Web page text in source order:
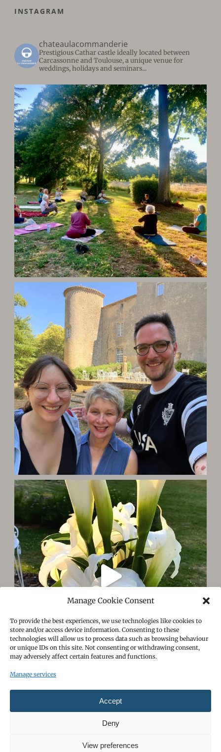
Manage Cookie Consent
To provide the best experiences, we use technologies like cookies to
store and/or access device information. Consenting to these
technologies will allow us to process data such as browsing behaviour
or unique IDs on this site. Not consenting or withdrawing consent,
may adversely affect certain features and functions.
Manage services
Accept
Deny
View preferences
INSTAGRAM
chateaulacommanderie
Prestigious Cathar castle ideally located between
Carcassonne and Toulouse, a unique venue for
weddings, holidays and seminars...
Load More Follow on Instagram